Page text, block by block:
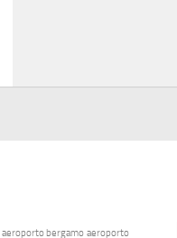
aeroporto bergamo aeroporto